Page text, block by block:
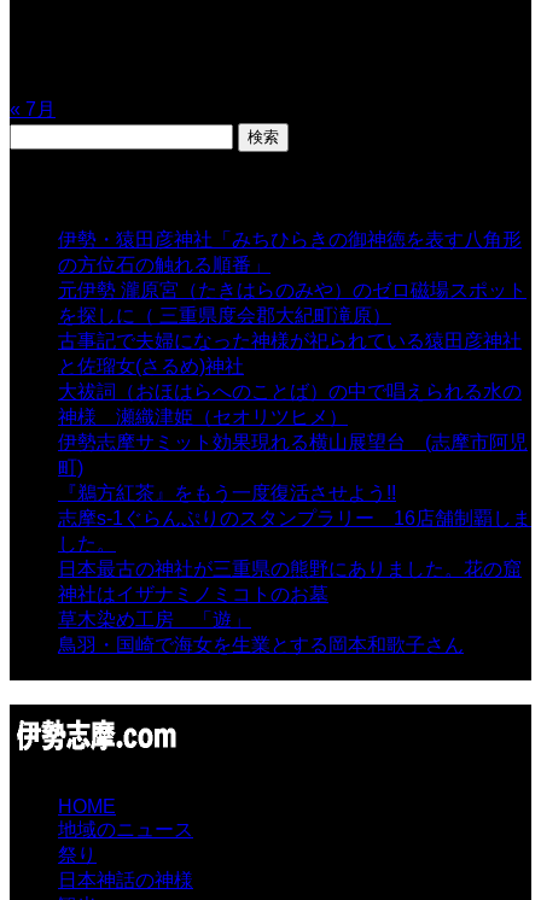
« 7月
伊勢・猿田彦神社「みちひらきの御神徳を表す八角形
の方位石の触れる順番」
元伊勢 瀧原宮（たきはらのみや）のゼロ磁場スポット
を探しに（ 三重県度会郡大紀町滝原）
古事記で夫婦になった神様が祀られている猿田彦神社
と佐瑠女(さるめ)神社
大祓詞（おほはらへのことば）の中で唱えられる水の
神様 瀬織津姫（セオリツヒメ）
伊勢志摩サミット効果現れる横山展望台 (志摩市阿児
町)
『鵜方紅茶』をもう一度復活させよう!!
志摩s-1ぐらんぷりのスタンプラリー 16店舗制覇しま
した。
日本最古の神社が三重県の熊野にありました。花の窟
神社はイザナミノミコトのお墓
草木染め工房 「遊」
鳥羽・国崎で海女を生業とする岡本和歌子さん
HOME
地域のニュース
祭り
日本神話の神様